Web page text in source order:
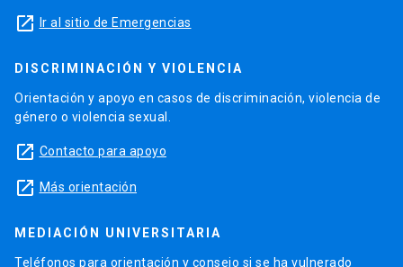
launch Ir al sitio de Emergencias
DISCRIMINACIÓN Y VIOLENCIA
Orientación y apoyo en casos de discriminación, violencia de
género o violencia sexual.
launch Contacto para apoyo
launch Más orientación
MEDIACIÓN UNIVERSITARIA
Teléfonos para orientación y consejo si se ha vulnerado